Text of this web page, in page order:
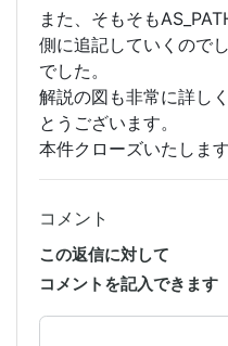
また、そもそも
側に追記していくので
でした。
解説の図も非常に詳し
とうございます。
本件クローズいたします
コメント
この返信に対して
コメントを記入できます